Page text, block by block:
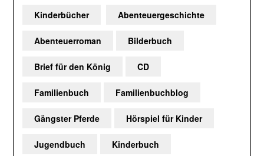
Kinderbücher Abenteuergeschichte
Abenteuerroman Bilderbuch
Brief für den König CD
Familienbuch Familienbuchblog
Gängster Pferde Hörspiel für Kinder
Jugendbuch Kinderbuch